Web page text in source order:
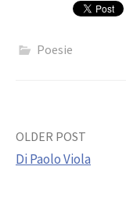
Poesie
Post
OLDER POST
Di Paolo Viola